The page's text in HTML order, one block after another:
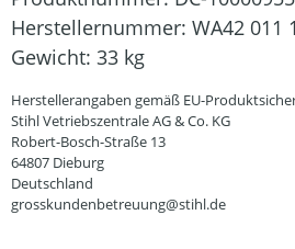
Herstellernummer: WA42 011
Gewicht: 33 kg
Herstellerangaben gemäß EU-
Stihl Vetriebszentrale AG & Co. KG
Robert-Bosch-Straße 13
64807 Dieburg
Deutschland
grosskundenbetreuung@stihl.de